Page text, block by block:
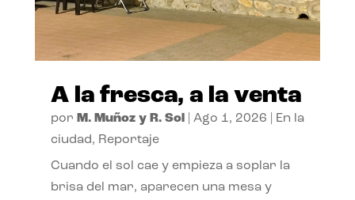
A la fresca, a la venta
por M. Muñoz y R. Sol| Ago 1, 2026
En la
ciudad, Reportaje
Cuando el sol cae y empieza a soplar la
brisa del mar, aparecen una mesa y